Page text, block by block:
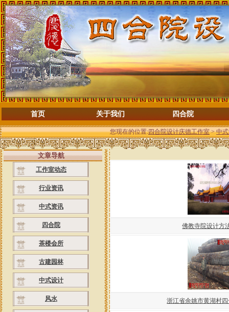
首页 关于我们 四合院
您现在的位置:四合院设计庆德工作室>中
文章导航
工作室动态
行业资讯
中式资讯
四合院
茶楼会所
古建园林
中式设计
风水
佛教寺院设计方
浙江省余姚市黄湖村